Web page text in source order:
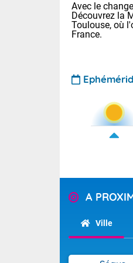
Avec le
Découvrez la
Toulouse, où
France.
A
Ville